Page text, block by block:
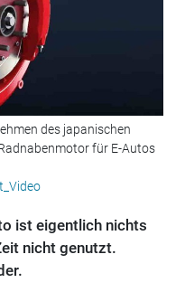
des japanischen
für E-Autos
ist eigentlich nichts
nicht genutzt.